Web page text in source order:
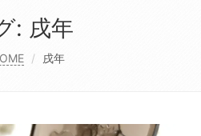
: 戌年
戌年